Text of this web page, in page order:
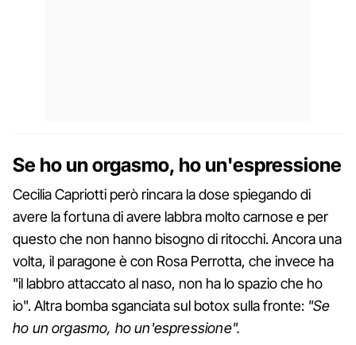
Se ho un orgasmo, ho un'espressione
Cecilia Capriotti però rincara la dose spiegando di
avere la fortuna di avere labbra molto carnose e per
questo che non hanno bisogno di ritocchi. Ancora una
volta, il paragone è con Rosa Perrotta, che invece ha
"il labbro attaccato al naso, non ha lo spazio che ho
io". Altra bomba sganciata sul botox sulla fronte: "Se
ho un orgasmo, ho un'espressione".